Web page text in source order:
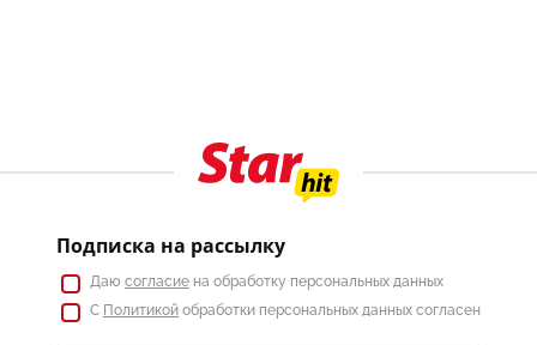
Подписка на рассылку
Даю согласие на обработку персональных данных
С Политикой обработки персональных данных согласен